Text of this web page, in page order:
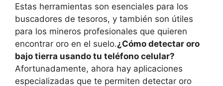
Estas herramientas son esenciales para los
buscadores de tesoros, y también son útiles
para los mineros profesionales que quieren
encontrar oro en el suelo.¿Cómo detectar oro
bajo tierra usando tu teléfono celular?
Afortunadamente, ahora hay aplicaciones
especializadas que te permiten detectar oro